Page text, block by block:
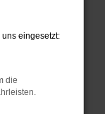
eingesetzt:
die